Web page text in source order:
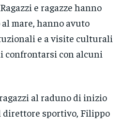
e ragazze hanno
mare, hanno avuto
e a visite culturali
confrontarsi con alcuni
al raduno di inizio
direttore sportivo, Filippo